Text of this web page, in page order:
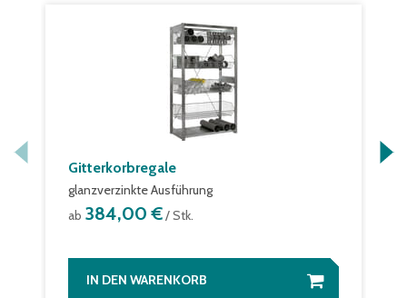
Gitterkorbregale
glanzverzinkte Ausführung
ab 384,00 €/ Stk.
IN DEN WARENKORB